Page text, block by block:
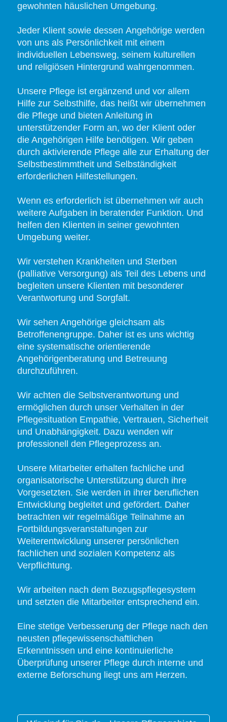
gewohnten häuslichen Umgebung.
Jeder Klient sowie dessen Angehörige werden
von uns als Persönlichkeit mit einem
individuellen Lebensweg, seinem kulturellen
und religiösen Hintergrund wahrgenommen.
Unsere Pflege ist ergänzend und vor allem
Hilfe zur Selbsthilfe, das heißt wir übernehmen
die Pflege und bieten Anleitung in
unterstützender Form an, wo der Klient oder
die Angehörigen Hilfe benötigen. Wir geben
durch aktivierende Pflege alle zur Erhaltung der
Selbstbestimmtheit und Selbständigkeit
erforderlichen Hilfestellungen.
Wenn es erforderlich ist übernehmen wir auch
weitere Aufgaben in beratender Funktion. Und
helfen den Klienten in seiner gewohnten
Umgebung weiter.
Wir verstehen Krankheiten und Sterben
(palliative Versorgung) als Teil des Lebens und
begleiten unsere Klienten mit besonderer
Verantwortung und Sorgfalt.
Wir sehen Angehörige gleichsam als
Betroffenengruppe. Daher ist es uns wichtig
eine systematische orientierende
Angehörigenberatung und Betreuung
durchzuführen.
Wir achten die Selbstverantwortung und
ermöglichen durch unser Verhalten in der
Pflegesituation Empathie, Vertrauen, Sicherheit
und Unabhängigkeit. Dazu wenden wir
professionell den Pflegeprozess an.
Unsere Mitarbeiter erhalten fachliche und
organisatorische Unterstützung durch ihre
Vorgesetzten. Sie werden in ihrer beruflichen
Entwicklung begleitet und gefördert. Daher
betrachten wir regelmäßige Teilnahme an
Fortbildungsveranstaltungen zur
Weiterentwicklung unserer persönlichen
fachlichen und sozialen Kompetenz als
Verpflichtung.
Wir arbeiten nach dem Bezugspflegesystem
und setzten die Mitarbeiter entsprechend ein.
Eine stetige Verbesserung der Pflege nach den
neusten pflegewissenschaftlichen
Erkenntnissen und eine kontinuierliche
Überprüfung unserer Pflege durch interne und
externe Beforschung liegt uns am Herzen.